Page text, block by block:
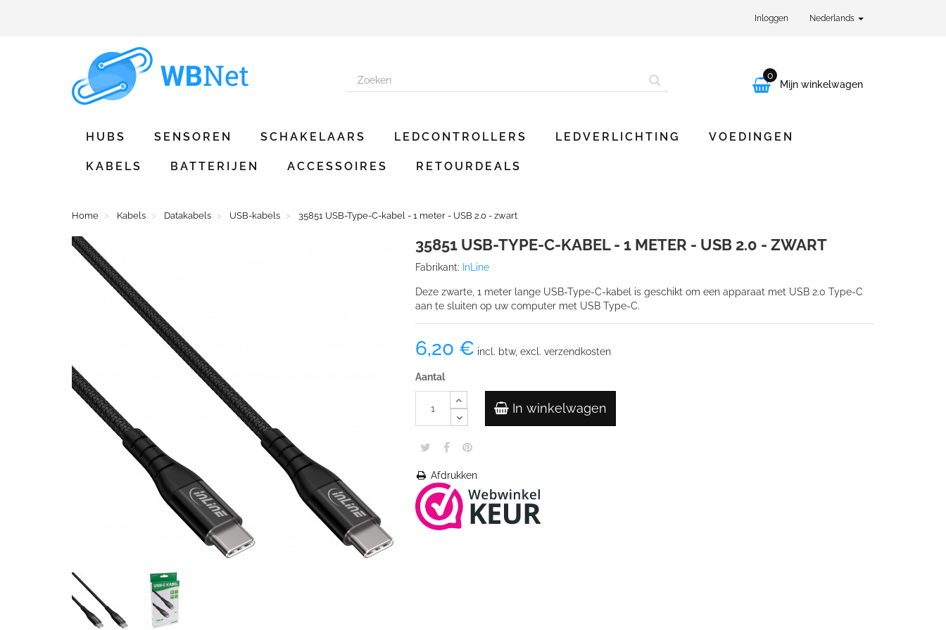
Inloggen Nederlands

0
Mijn winkelwagen
HUBS SENSOREN SCHAKELAARS LEDCONTROLLERS LEDVERLICHTING VOEDINGEN
KABELS BATTERIJEN ACCESSOIRES RETOURDEALS
Home Kabels Datakabels USB-kabels 35851 USB-Type-C-kabel - 1 meter - USB 2.0 - zwart
35851 USB-TYPE-C-KABEL - 1 METER - USB 2.0 - ZWART
Fabrikant: InLine
Deze zwarte, 1 meter lange USB-Type-C-kabel is geschikt om een apparaat met USB 2.0 Type-C
aan te sluiten op uw computer met USB Type-C.
6,20 € incl. btw, excl. verzendkosten
Aantal
In winkelwagen
Afdrukken